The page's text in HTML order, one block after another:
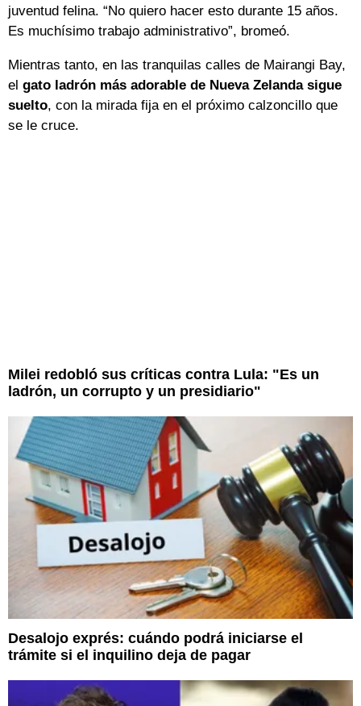
juventud felina. “No quiero hacer esto durante 15 años.
Es muchísimo trabajo administrativo”, bromeó.
Mientras tanto, en las tranquilas calles de Mairangi Bay,
el gato ladrón más adorable de Nueva Zelanda sigue
suelto, con la mirada fija en el próximo calzoncillo que
se le cruce.
Milei redobló sus críticas contra Lula: "Es un
ladrón, un corrupto y un presidiario"
Desalojo exprés: cuándo podrá iniciarse el
trámite si el inquilino deja de pagar